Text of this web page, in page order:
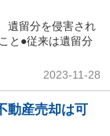
遺留分を侵害され
と●従来は遺留分
2023-11-28
動産売却は可